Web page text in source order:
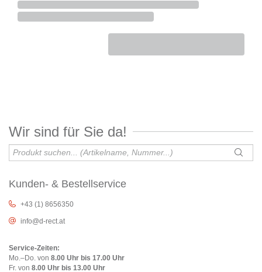
Wir sind für Sie da!
Kunden- & Bestellservice
+43 (1) 8656350
info@d-rect.at
Service-Zeiten:
Mo.–Do. von 8.00 Uhr bis 17.00 Uhr
Fr. von 8.00 Uhr bis 13.00 Uhr